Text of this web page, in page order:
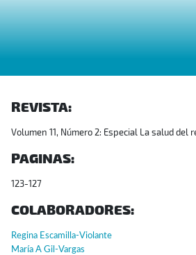
REVISTA:
Volumen 11, Número 2: Especial La salud del
PAGINAS:
123-127
COLABORADORES:
Regina Escamilla-Violante
María A Gil-Vargas